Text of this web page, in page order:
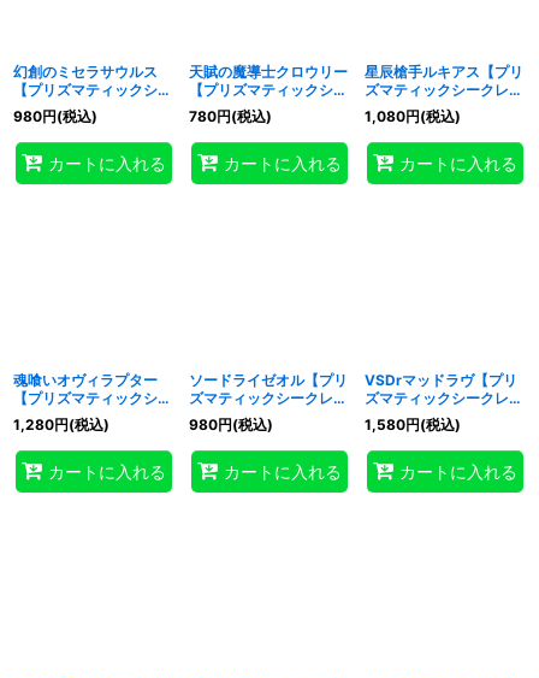
幻創のミセラサウルス
【プリズマティックシー
クレット】{UT01-
JP016}《モンスター》
980円(税込)
カートに入れる
天賦の魔導士クロウリー
【プリズマティックシー
クレット】{UT01-
JP017}《モンスター》
780円(税込)
カートに入れる
星辰槍手ルキアス【プリ
ズマティックシークレッ
ト】{UT01-JP018}《モ
ンスター》
1,080円(税込)
カートに入れる
魂喰いオヴィラプター
【プリズマティックシー
クレット】{UT01-
JP019}《モンスター》
1,280円(税込)
カートに入れる
ソードライゼオル【プリ
ズマティックシークレッ
ト】{UT01-JP020}《モ
ンスター》
980円(税込)
カートに入れる
VSDrマッドラヴ【プリ
ズマティックシークレッ
ト】{UT01-JP021}《モ
ンスター》
1,580円(税込)
カートに入れる